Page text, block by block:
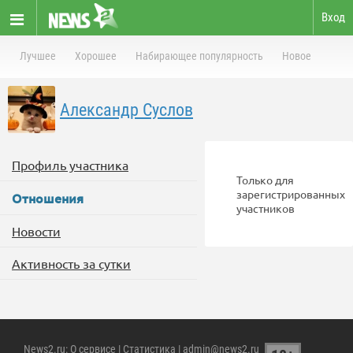
Вход
Лучшее Хорошее Набирающее популярность Новое
Александр Суслов
Профиль участника
Отношения
Новости
Активность за сутки
Только для
зарегистрированных
участников
News2.ru: О сервисе | Статистика | admin@news2.ru